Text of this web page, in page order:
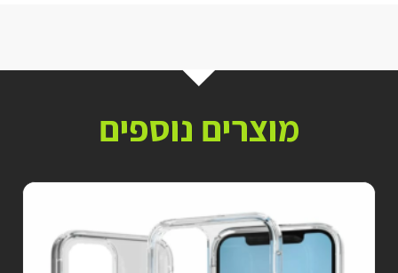
מוצרים נוספים